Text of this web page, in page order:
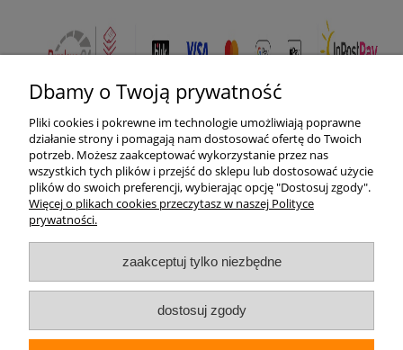
Pomoc
Moje konto
Informacje
O nas
Dbamy o Twoją prywatność
Pliki cookies i pokrewne im technologie umożliwiają poprawne
działanie strony i pomagają nam dostosować ofertę do Twoich
potrzeb. Możesz zaakceptować wykorzystanie przez nas
wszystkich tych plików i przejść do sklepu lub dostosować użycie
plików do swoich preferencji, wybierając opcję "Dostosuj zgody".
Więcej o plikach cookies przeczytasz w naszej Polityce
prywatności.
zaakceptuj tylko niezbędne
dostosuj zgody